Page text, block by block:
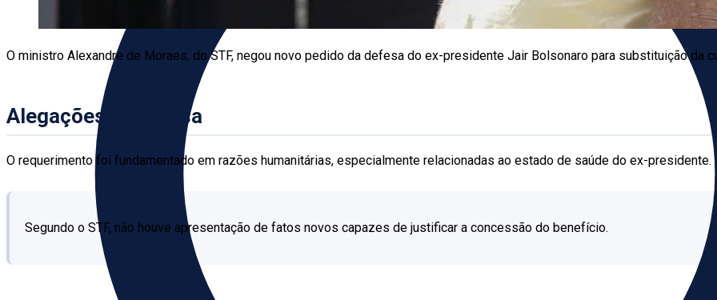
O ministro Alexandre de Moraes, do STF, negou novo pedido da defesa do ex-presidente Jair Bolsonaro para substituição da
Alegações da defesa
O requerimento foi fundamentado em razões humanitárias, especialmente relacionadas ao estado de saúde do ex-presidente.
Segundo o STF, não houve apresentação de fatos novos capazes de justificar a concessão do benefício.